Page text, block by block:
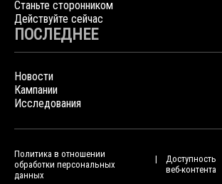
Станьте сторонником
Действуйте сейчас
ПОСЛЕДНЕЕ
Новости
Кампании
Исследования
Политика в отношении
обработки персональных
данных
Доступность
веб-контента